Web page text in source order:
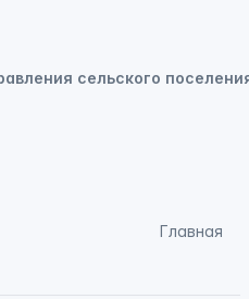
Главная